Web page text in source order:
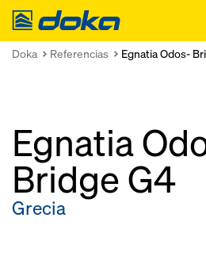
Doka
Doka Referencias Egnatia Odos-
Egnatia
Bridge G4
Grecia